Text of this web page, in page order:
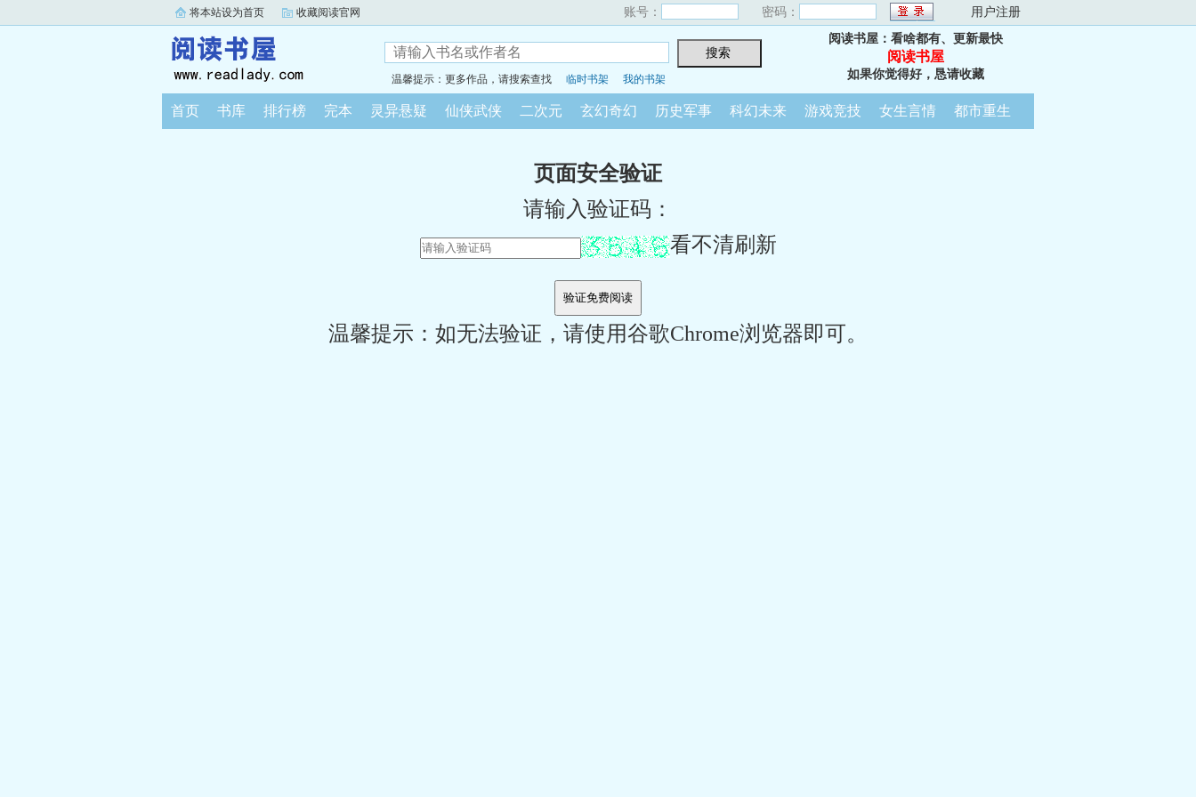
将本站设为首页 收藏阅读官网 账号： 密码： 用户注册
温馨提示：更多作品，请搜索查找 临时书架 我的书架
阅读书屋：看啥都有、更新最快
阅读书屋
如果你觉得好，恳请收藏
首页 书库 排行榜 完本 灵异悬疑 仙侠武侠 二次元 玄幻奇幻 历史军事 科幻未来 游戏竞技 女生言情 都市重生
页面安全验证
请输入验证码：
看不清刷新
温馨提示：如无法验证，请使用谷歌Chrome浏览器即可。